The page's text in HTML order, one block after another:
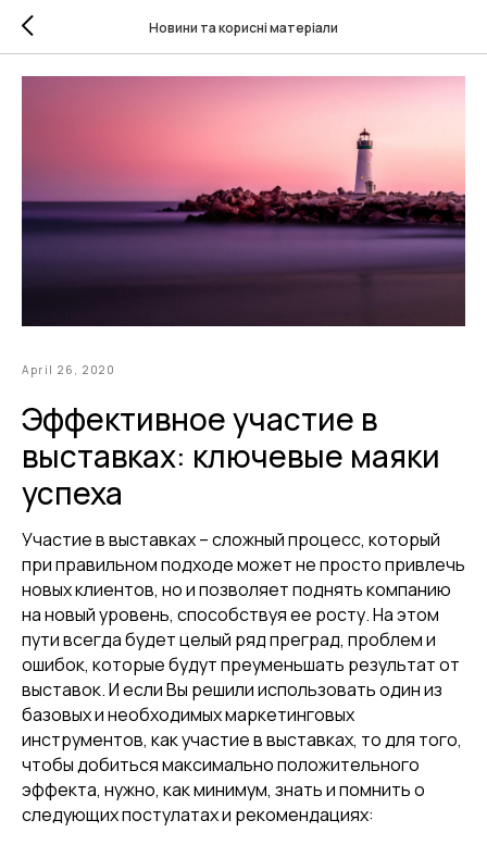
Новини та корисні матеріали
April 26, 2020
Эффективное участие в
выставках: ключевые маяки
успеха
Участие в выставках – сложный процесс, который
при правильном подходе может не просто привлечь
новых клиентов, но и позволяет поднять компанию
на новый уровень, способствуя ее росту. На этом
пути всегда будет целый ряд преград, проблем и
ошибок, которые будут преуменьшать результат от
выставок. И если Вы решили использовать один из
базовых и необходимых маркетинговых
инструментов, как участие в выставках, то для того,
чтобы добиться максимально положительного
эффекта, нужно, как минимум, знать и помнить о
следующих постулатах и рекомендациях: